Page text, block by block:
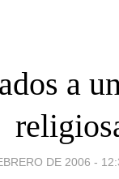
a
DE 2006 -